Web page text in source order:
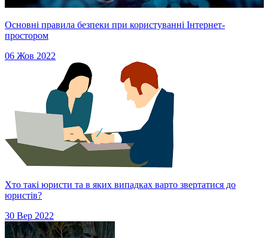
Основні правила безпеки при користуванні Інтернет-
простором
06 Жов 2022
Хто такі юристи та в яких випадках варто звертатися до
юристів?
30 Вер 2022